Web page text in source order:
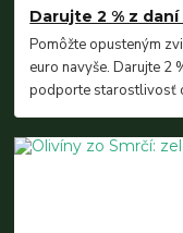
Darujte 2 % z
Pomôžte opusteným
euro navyše. Darujte 2
podporte starostlivosť